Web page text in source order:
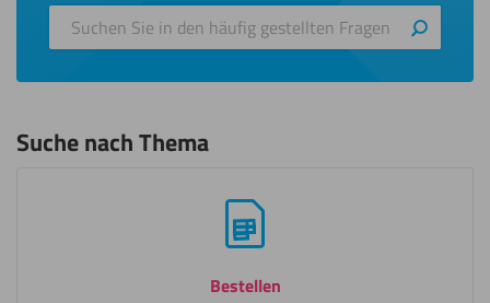
Suchen
Suche nach Thema
Bestellen